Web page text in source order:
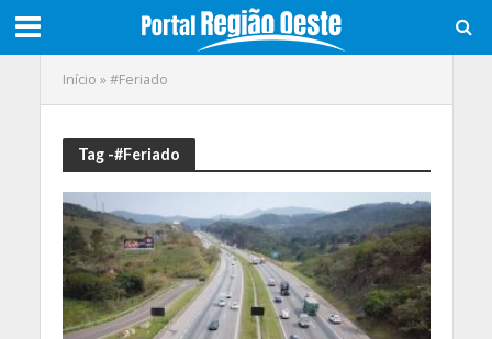
Início »#Feriado
Tag -#Feriado